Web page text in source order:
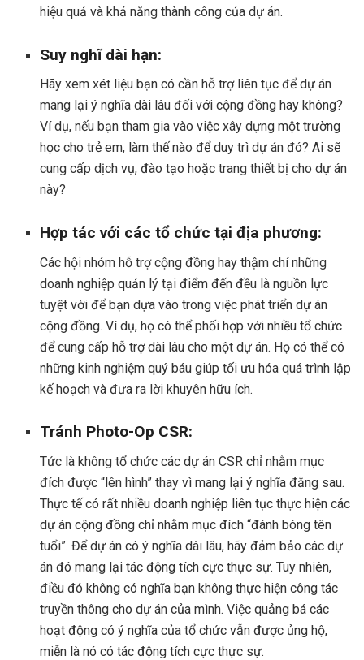
hiệu quả và khả năng thành công của dự án.
Suy nghĩ dài hạn:
Hãy xem xét liệu bạn có cần hỗ trợ liên tục để dự án
mang lại ý nghĩa dài lâu đối với cộng đồng hay không?
Ví dụ, nếu bạn tham gia vào việc xây dựng một trường
học cho trẻ em, làm thế nào để duy trì dự án đó? Ai sẽ
cung cấp dịch vụ, đào tạo hoặc trang thiết bị cho dự án
này?
Hợp tác với các tổ chức tại địa phương:
Các hội nhóm hỗ trợ cộng đồng hay thậm chí những
doanh nghiệp quản lý tại điểm đến đều là nguồn lực
tuyệt vời để bạn dựa vào trong việc phát triển dự án
cộng đồng. Ví dụ, họ có thể phối hợp với nhiều tổ chức
để cung cấp hỗ trợ dài lâu cho một dự án. Họ có thể có
những kinh nghiệm quý báu giúp tối ưu hóa quá trình lập
kế hoạch và đưa ra lời khuyên hữu ích.
Tránh Photo-Op CSR:
Tức là không tổ chức các dự án CSR chỉ nhằm mục
đích được “lên hình” thay vì mang lại ý nghĩa đằng sau.
Thực tế có rất nhiều doanh nghiệp liên tục thực hiện các
dự án cộng đồng chỉ nhằm mục đích “đánh bóng tên
tuổi”. Để dự án có ý nghĩa dài lâu, hãy đảm bảo các dự
án đó mang lại tác động tích cực thực sự. Tuy nhiên,
điều đó không có nghĩa bạn không thực hiện công tác
truyền thông cho dự án của mình. Việc quảng bá các
hoạt động có ý nghĩa của tổ chức vẫn được ủng hộ,
miễn là nó có tác động tích cực thực sự.